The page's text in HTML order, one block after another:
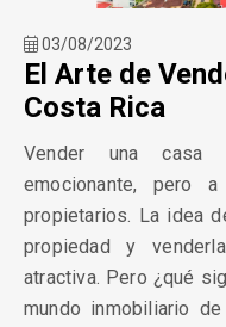
03/08/2023
El Arte de
Costa Rica
Vender una casa
emocionante, pero
propietarios. La idea
propiedad y
atractiva. Pero ¿qué
mundo inmobiliario